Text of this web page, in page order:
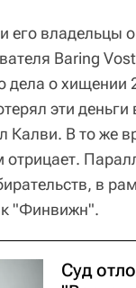
его владельцы
Baring
дела о
эти
Калви. В то же
в
к "Финвижн".
Суд